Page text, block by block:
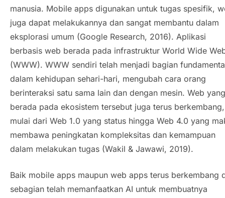
manusia. Mobile apps digunakan untuk tugas spesifik,
juga dapat melakukannya dan sangat membantu dalam
eksplorasi umum (Google Research, 2016). Aplikasi
berbasis web berada pada infrastruktur World Wide
(WWW). WWW sendiri telah menjadi bagian
dalam kehidupan sehari-hari, mengubah cara orang
berinteraksi satu sama lain dan dengan mesin. Web yang
berada pada ekosistem tersebut juga terus berkembang,
mulai dari Web 1.0 yang status hingga Web 4.0 yang
membawa peningkatan kompleksitas dan kemampuan
dalam melakukan tugas (Wakil & Jawawi, 2019).
Baik mobile apps maupun web apps terus berkembang
sebagian telah memanfaatkan AI untuk membuatnya